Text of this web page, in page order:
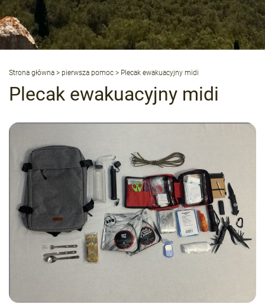
Strona główna > pierwsza pomoc > Plecak ewakuacyjny midi
Plecak ewakuacyjny midi